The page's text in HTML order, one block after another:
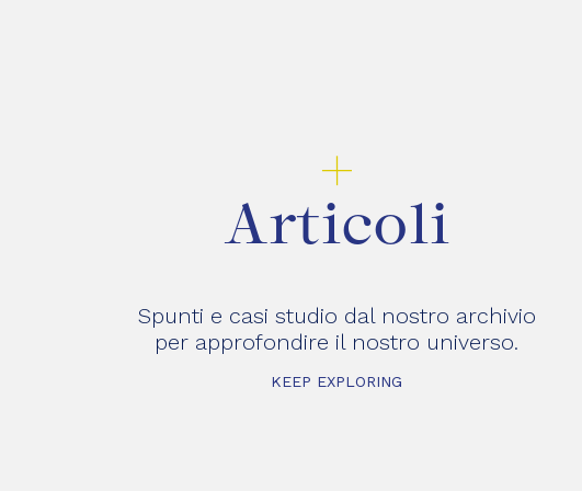
+
Articoli
Spunti e casi studio dal nostro archivio
per approfondire il nostro universo.
KEEP EXPLORING